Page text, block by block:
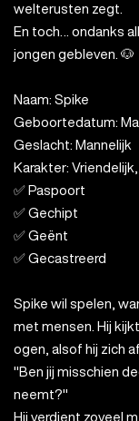
welterusten zegt.
En toch… ondanks
jongen gebleven. 🐶
Naam: Spike
Geboortedatum:
Geslacht: Mannelijk
Karakter:
✅ Paspoort
✅ Gechipt
✅ Geënt
✅ Gecastreerd
Spike wil spelen,
met mensen. Hij
ogen, alsof hij zich
"Ben jij misschien
neemt?"
Hij verdient zoveel